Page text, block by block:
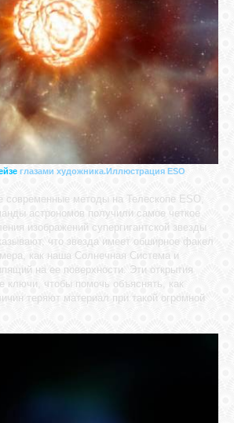
глазами художника.Иллюстрация ESO
современные методы на Телескопе ESO,
астрономов получили самое четкое
изображений супергигантской звезды
что звезда имеет обширное факел
как наша Солнечная Система и
на ее поверхности. Эти открытия
ключи, чтобы помочь объяснять, как
теряют материал при такой огромной